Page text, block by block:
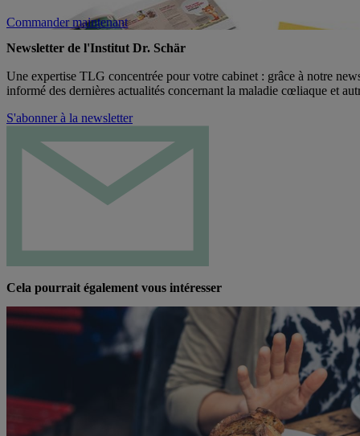
Commander maintenant
Newsletter de l'Institut Dr. Schär
Une expertise TLG concentrée pour votre cabinet : grâce à notre
informé des dernières actualités concernant la maladie cœliaque et
S'abonner à la newsletter
Cela pourrait également vous intéresser